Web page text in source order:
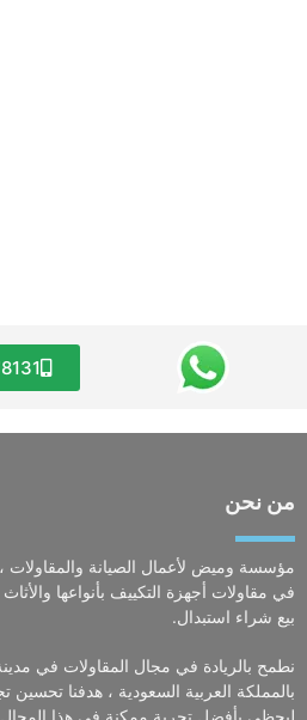
من نحن
مؤسسة وميض لأعمال الصيانة
في مقاولات أجهزة التكييف بأنواعها
بيع شراء استبدال.
نطمح بالريادة في مجال المقاولات في
بالمملكة العربية السعودية ، هدفنا تحسين
ليحظى بأفضل تجربة ممكنة في هذا المجال.